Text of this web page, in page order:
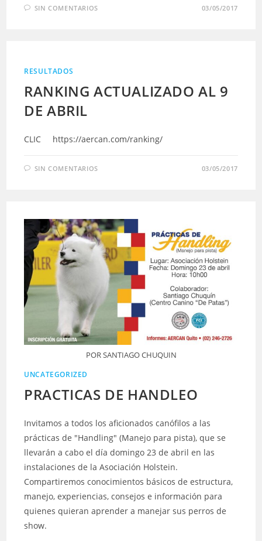
SIN COMENTARIOS 03/05/2017
RESULTADOS
RANKING ACTUALIZADO AL 9
DE ABRIL
CLIC https://aercan.com/ranking/
SIN COMENTARIOS 03/05/2017
POR SANTIAGO CHUQUIN
UNCATEGORIZED
PRACTICAS DE HANDLEO
Invitamos a todos los aficionados canófilos a las
prácticas de "Handling" (Manejo para pista), que se
llevarán a cabo el día domingo 23 de abril en las
instalaciones de la Asociación Holstein.
Compartiremos conocimientos básicos de estructura,
manejo, experiencias, consejos e información para
quienes quieran aprender a manejar sus perros de
show.